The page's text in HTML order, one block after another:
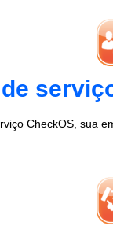
CheckOS, sua